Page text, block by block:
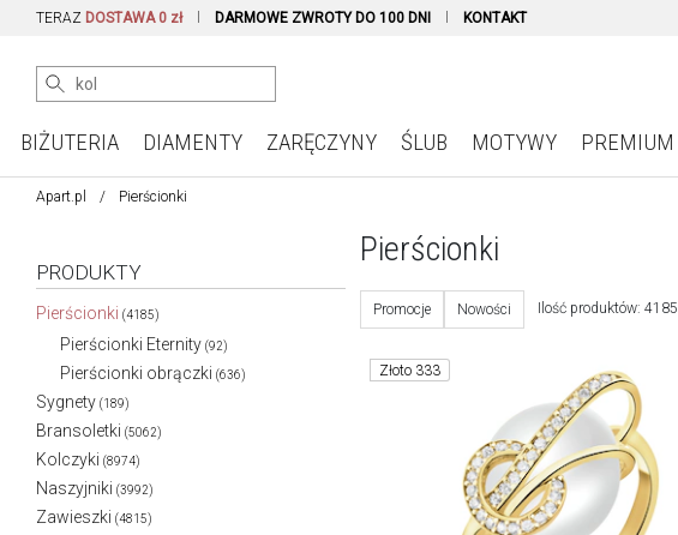
TERAZ DOSTAWA 0 zł DARMOWE ZWROTY DO 100 DNI KONTAKT
BIŻUTERIA DIAMENTY ZARĘCZYNY ŚLUB MOTYWY PREMIUM
Apart.pl Pierścionki
PRODUKTY
Pierścionki (4185)
Pierścionki Eternity (92)
Pierścionki obrączki (636)
Sygnety (189)
Bransoletki (5062)
Kolczyki (8974)
Naszyjniki (3992)
Zawieszki (4815)
Pierścionki
Promocje Nowości Ilość produktów: 4185
Złoto 333